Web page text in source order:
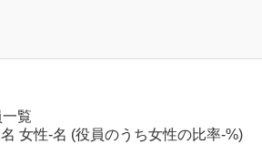
覧
女性-名 (役員のうち女性の比率-%)